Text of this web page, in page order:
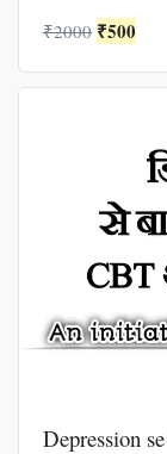
₹2000 Original
was:
₹500
is:
Depression